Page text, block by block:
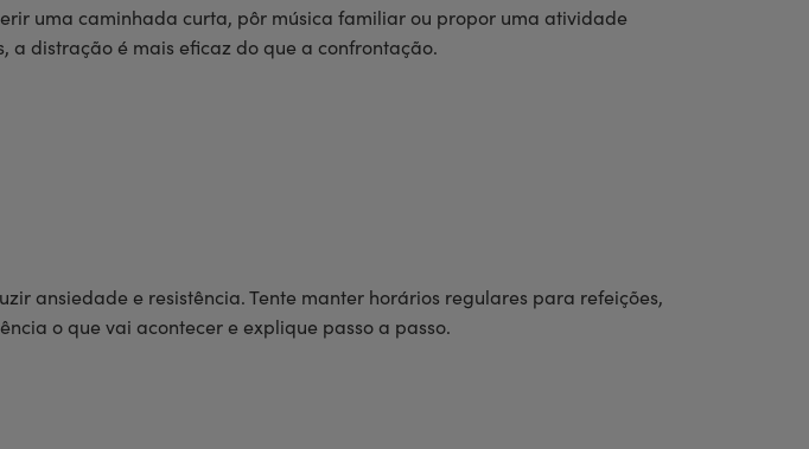
uma caminhada curta, pôr música familiar ou propor uma atividade
a distração é mais eficaz do que a confrontação.
ansiedade e resistência. Tente manter horários regulares para refeições,
o que vai acontecer e explique passo a passo.